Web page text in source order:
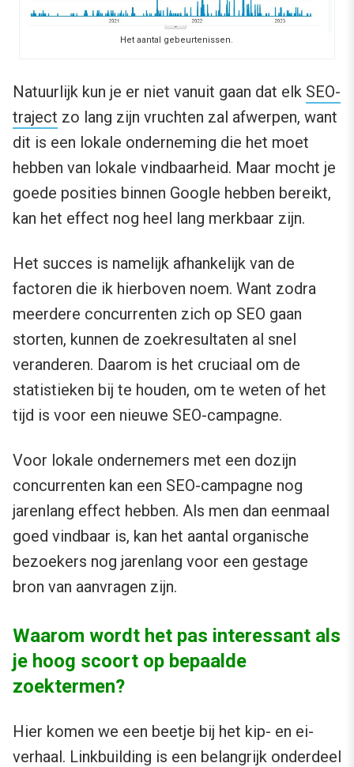
Het aantal gebeurtenissen.
Natuurlijk kun je er niet vanuit gaan dat elk SEO-
traject zo lang zijn vruchten zal afwerpen, want
dit is een lokale onderneming die het moet
hebben van lokale vindbaarheid. Maar mocht je
goede posities binnen Google hebben bereikt,
kan het effect nog heel lang merkbaar zijn.
Het succes is namelijk afhankelijk van de
factoren die ik hierboven noem. Want zodra
meerdere concurrenten zich op SEO gaan
storten, kunnen de zoekresultaten al snel
veranderen. Daarom is het cruciaal om de
statistieken bij te houden, om te weten of het
tijd is voor een nieuwe SEO-campagne.
Voor lokale ondernemers met een dozijn
concurrenten kan een SEO-campagne nog
jarenlang effect hebben. Als men dan eenmaal
goed vindbaar is, kan het aantal organische
bezoekers nog jarenlang voor een gestage
bron van aanvragen zijn.
Waarom wordt het pas interessant als
je hoog scoort op bepaalde
zoektermen?
Hier komen we een beetje bij het kip- en ei-
verhaal. Linkbuilding is een belangrijk onderdeel